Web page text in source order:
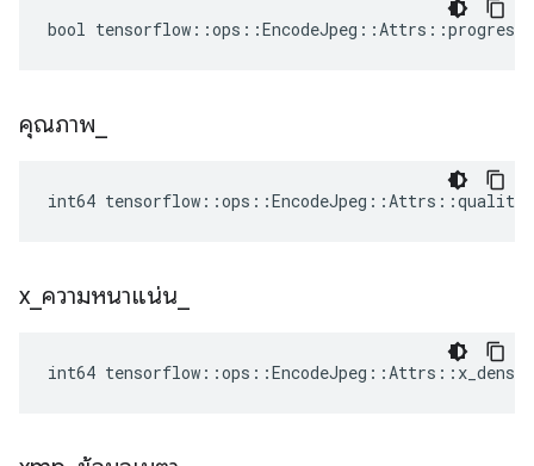
bool
คุณภาพ
int64
x ความหนาแน่น
int64